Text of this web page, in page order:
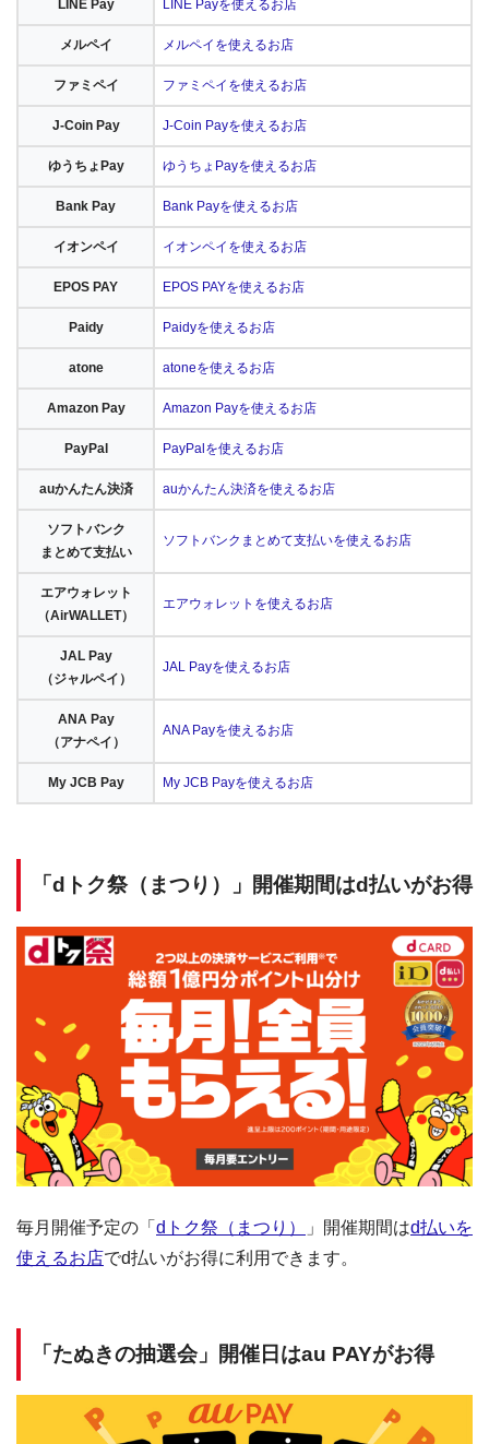
LINE Pay LINE Payを使えるお店
メルペイ メルペイを使えるお店
ファミペイ ファミペイを使えるお店
J-Coin Pay J-Coin Payを使えるお店
ゆうちょPay ゆうちょPayを使えるお店
Bank Pay Bank Payを使えるお店
イオンペイ イオンペイを使えるお店
EPOS PAY EPOS PAYを使えるお店
Paidy Paidyを使えるお店
atone atoneを使えるお店
Amazon Pay Amazon Payを使えるお店
PayPal PayPalを使えるお店
auかんたん決済 auかんたん決済を使えるお店
ソフトバンク
まとめて支払い
ソフトバンクまとめて支払いを使えるお店
エアウォレット
（AirWALLET）
エアウォレットを使えるお店
JAL Pay
（ジャルペイ）
JAL Payを使えるお店
ANA Pay
（アナペイ）
ANA Payを使えるお店
My JCB Pay My JCB Payを使えるお店
「dトク祭（まつり）」開催期間はd払いがお得
毎月開催予定の「 dトク祭（まつり） 」開催期間はd払いを
使えるお店でd払いがお得に利用できます。
「たぬきの抽選会」開催日はau PAYがお得